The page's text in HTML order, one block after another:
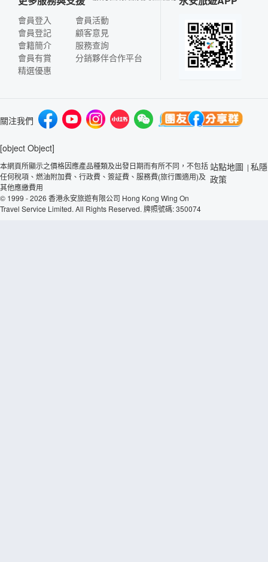
會員登入
會員登記
會籍簡介
會員有賞
精選優惠
會員活動
顧客意見
服務查詢
分銷夥伴合作平台
關注我們
[object Object]
本網頁所顯示之價格因應產品種類及出發日期而有所不同，不包括
任何稅項、燃油附加費、行政費、簽証費、服務費(旅行團適用)及
其他應繳費用
© 1999 - 2026 香港永安旅遊有限公司 Hong Kong Wing On
Travel Service Limited. All Rights Reserved. 牌照號碼: 350074
站點地圖 | 私隱
政策